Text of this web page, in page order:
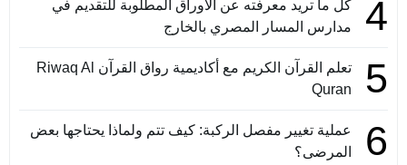
4
كل ما تريد معرفته عن الأوراق المطلوبة للتقديم في
مدارس المسار المصري بالخارج
5
تعلم القرآن الكريم مع أكاديمية رواق القرآن Riwaq Al
Quran
6
عملية تغيير مفصل الركبة: كيف تتم ولماذا يحتاجها بعض
المرضى؟